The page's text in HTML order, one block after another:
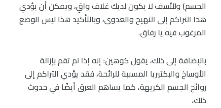
الجسم) وللأسف لا يكون لديك غلاف واقٍ، ويمكن أن يؤدي
هذا التراكم إلى التهيج والعدوى، وبالتأكيد هذا ليس الوضع
المرغوب فيه يا رفاق.
بالإضافة إلى ذلك، يقول كوهين: إنه إذا لم تقم بإزالة
الأوساخ والبكتيريا المسببة للرائحة، فقد يؤدي التراكم إلى
روائح الجسم الكريهة، كما يساهم العرق أيضًا في حدوث
ذلك،